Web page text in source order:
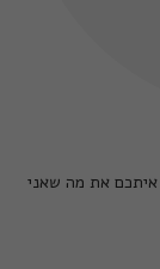
את מה שאני